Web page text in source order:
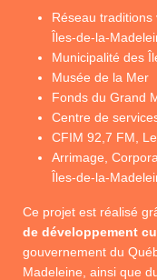
Réseau traditions
Îles-de-la-
Municipalité des
Musée de la Mer
Fonds du Grand
Centre de
CFIM 92,7 FM,
Arrimage,
Îles-de-la-
Ce projet est réalisé
de développement
gouvernement du
Madeleine, ainsi que